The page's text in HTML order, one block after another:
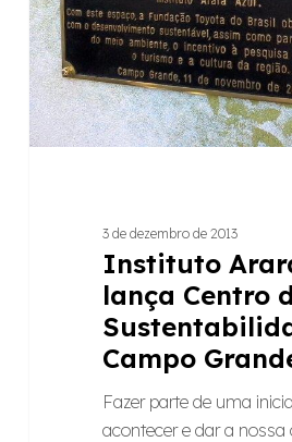
Sustentabilidade
em
Campo
Grande
3 de dezembro de 2013
Instituto
lança Centro
Campo
Fazer parte de uma
acontecer e dar a nossa